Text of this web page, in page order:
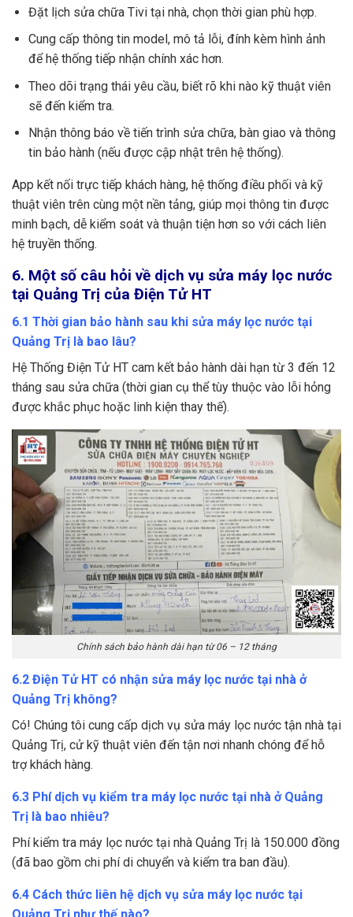
Đặt lịch sửa chữa Tivi tại nhà, chọn thời gian phù hợp.
Cung cấp thông tin model, mô tả lỗi, đính kèm hình ảnh
để hệ thống tiếp nhận chính xác hơn.
Theo dõi trạng thái yêu cầu, biết rõ khi nào kỹ thuật viên
sẽ đến kiểm tra.
Nhận thông báo về tiến trình sửa chữa, bàn giao và thông
tin bảo hành (nếu được cập nhật trên hệ thống).
App kết nối trực tiếp khách hàng, hệ thống điều phối và kỹ
thuật viên trên cùng một nền tảng, giúp mọi thông tin được
minh bạch, dễ kiểm soát và thuận tiện hơn so với cách liên
hệ truyền thống.
6. Một số câu hỏi về dịch vụ sửa máy lọc nước
tại Quảng Trị của Điện Tử HT
6.1 Thời gian bảo hành sau khi sửa máy lọc nước tại
Quảng Trị là bao lâu?
Hệ Thống Điện Tử HT cam kết bảo hành dài hạn từ 3 đến 12
tháng sau sửa chữa (thời gian cụ thể tùy thuộc vào lỗi hỏng
được khắc phục hoặc linh kiện thay thế).
Chính sách bảo hành dài hạn từ 06 – 12 tháng
6.2 Điện Tử HT có nhận sửa máy lọc nước tại nhà ở
Quảng Trị không?
Có! Chúng tôi cung cấp dịch vụ sửa máy lọc nước tận nhà tại
Quảng Trị, cử kỹ thuật viên đến tận nơi nhanh chóng để hỗ
trợ khách hàng.
6.3 Phí dịch vụ kiểm tra máy lọc nước tại nhà ở Quảng
Trị là bao nhiêu?
Phí kiểm tra máy lọc nước tại nhà Quảng Trị là 150.000 đồng
(đã bao gồm chi phí di chuyển và kiểm tra ban đầu).
6.4 Cách thức liên hệ dịch vụ sửa máy lọc nước tại